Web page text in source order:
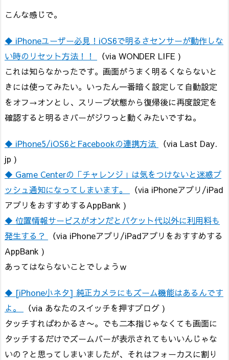
こんな感じで。
◆ iPhoneユーザー必見！iOS6で明るさセンサーが動作しな
い時のリセット方法！！
（via WONDER LIFE )
これは知らなかったです。画面がうまく明るくならないと
きには使ってみたい。いったん一番暗く設定して自動設定
をオフ→オンとし、スリープ状態から復帰後に再度設定を
確認すると明るさバーがジワっと動くみたいですね。
◆ iPhone5/iOS6とFacebookの連携方法
（via Last Day.
jp )
◆ Game Centerの「チャレンジ」は気をつけないと迷惑プ
ッシュ通知になってしまいます。
（via iPhoneアプリ/iPad
アプリをおすすめするAppBank )
◆ 位置情報サービスがオンだとパケット代以外に利用料も
発生する？
（via iPhoneアプリ/iPadアプリをおすすめする
AppBank )
あってはならないことでしょうｗ
◆ [iPhone小ネタ] 純正カメラにもズーム機能はあるんです
よ。
（via あなたのスイッチを押すブログ )
タッチすればわかるさ〜。でも二本指じゃなくても画面に
タッチするだけでズームバーが表示されてもいいんじゃな
いの？と思ってしまいましたが、それはフォーカスに割り